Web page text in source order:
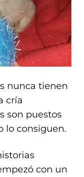
nunca tienen
cría
son puestos
lo consiguen.
con un